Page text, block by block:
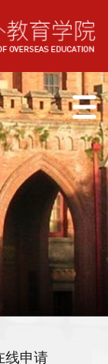
线申请